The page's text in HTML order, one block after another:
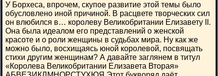
У Борхеса, впрочем, скупое развитие этой темы было
обусловлено иной причиной. В расцвете творческих сил
он влюбился в… королеву Великобритании Елизавету II.
Она была идеалом его представлений о женской
красоте и о роли женщины в судьбах мира. Ну как же
можно было, восхищаясь юной королевой, посвящать
стихи другим женщинам? А давайте заглянем в титул
«Королева Великобритании Елизавета Вторая»